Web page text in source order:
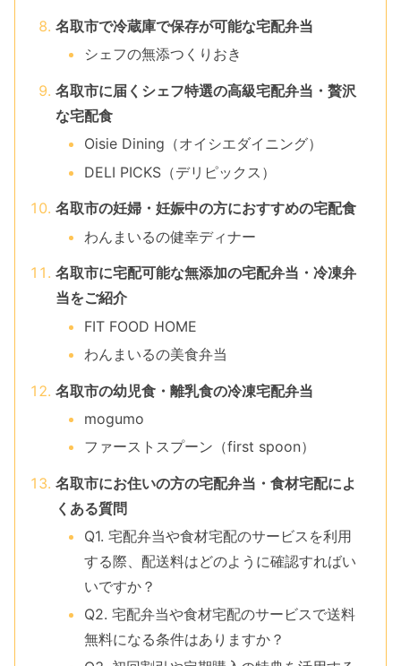
名取市で冷蔵庫で保存が可能な宅配弁当
シェフの無添つくりおき
名取市に届くシェフ特選の高級宅配弁当・贅沢
な宅配食
Oisie Dining（オイシエダイニング）
DELI PICKS（デリピックス）
名取市の妊婦・妊娠中の方におすすめの宅配食
わんまいるの健幸ディナー
名取市に宅配可能な無添加の宅配弁当・冷凍弁
当をご紹介
FIT FOOD HOME
わんまいるの美食弁当
名取市の幼児食・離乳食の冷凍宅配弁当
mogumo
ファーストスプーン（first spoon）
名取市にお住いの方の宅配弁当・食材宅配によ
くある質問
Q1. 宅配弁当や食材宅配のサービスを利用
する際、配送料はどのように確認すればい
いですか？
Q2. 宅配弁当や食材宅配のサービスで送料
無料になる条件はありますか？